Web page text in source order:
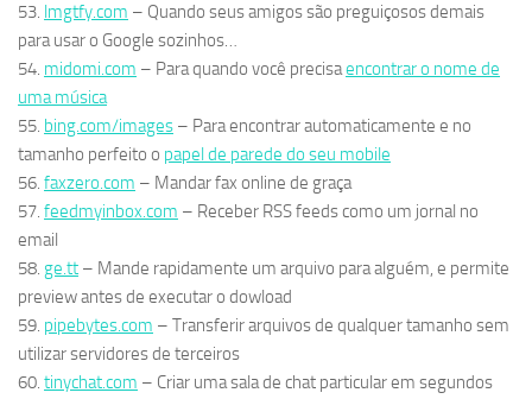
53. lmgtfy.com – Quando seus amigos são preguiçosos demais
para usar o Google sozinhos…
54. midomi.com – Para quando você precisaencontrar o nome de
uma música
55. bing.com/images – Para encontrar automaticamente e no
tamanho perfeito o papel de parede do seu mobile
56. faxzero.com – Mandar fax online de graça
57. feedmyinbox.com – Receber RSS feeds como um jornal no
email
58. ge.tt – Mande rapidamente um arquivo para alguém, e permite
preview antes de executar o dowload
59. pipebytes.com – Transferir arquivos de qualquer tamanho sem
utilizar servidores de terceiros
60. tinychat.com – Criar uma sala de chat particular em segundos